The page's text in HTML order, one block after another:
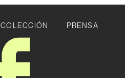
COLECCIÓN PRENSA